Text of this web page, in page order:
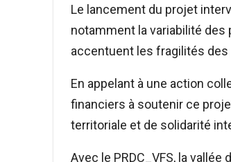
Le lancement du projet
notamment la variabilité des
accentuent les fragilités des
En appelant à une action
financiers à soutenir ce
territoriale et de solidarité
Avec le PRDC_VFS, la